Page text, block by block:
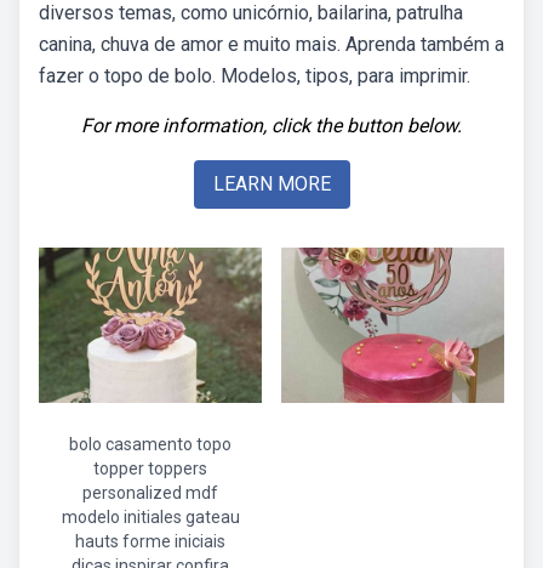
diversos temas, como unicórnio, bailarina, patrulha
canina, chuva de amor e muito mais. Aprenda também a
fazer o topo de bolo. Modelos, tipos, para imprimir.
For more information, click the button below.
LEARN MORE
bolo casamento topo
topper toppers
personalized mdf
modelo initiales gateau
hauts forme iniciais